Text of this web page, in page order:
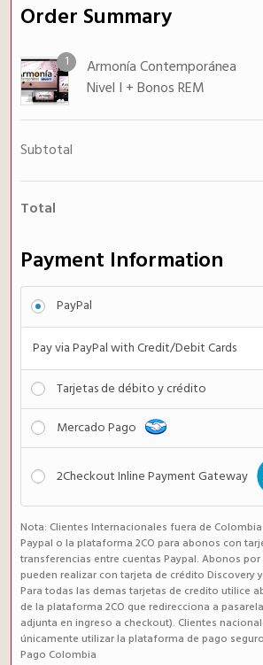
Order Summary
1
Armonía Contemporánea
Nivel I + Bonos REM
Subtotal
Total
Payment Information
PayPal
Pay via PayPal with Credit/Debit Cards
Tarjetas de débito y crédito
Mercado Pago
2Checkout Inline Payment Gateway
Nota: Clientes Internacionales fuera de
Paypal o la plataforma 2CO para abonos con
transferencias entre cuentas Paypal. Abonos
pueden realizar con tarjeta de crédito Discovery
Para todas las demas tarjetas de credito utilice
de la plataforma 2CO que redirecciona a
adjunta en ingreso a checkout). Clientes
únicamente utilizar la plataforma de pago
Pago Colombia